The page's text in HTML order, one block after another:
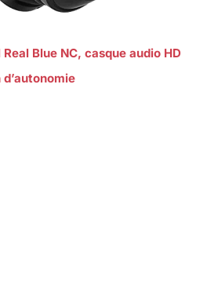
Blue NC, casque audio HD